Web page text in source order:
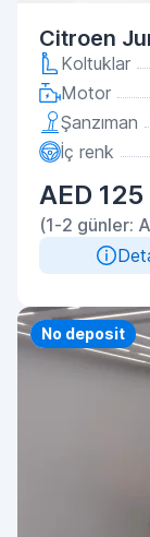
Citroen
Koltuklar
Motor
Şanzıman
İç renk
AED
(1-2 günler:
Priority
No deposit